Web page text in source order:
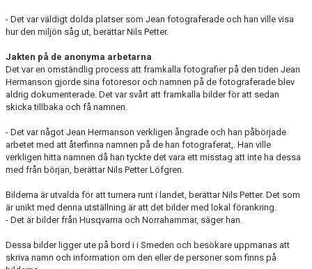
- Det var väldigt dolda platser som Jean fotograferade och han ville visa
hur den miljön såg ut, berättar Nils Petter.
Jakten på de anonyma arbetarna
Det var en omständlig process att framkalla fotografier på den tiden Jean
Hermanson gjorde sina fotoresor och namnen på de fotograferade blev
aldrig dokumenterade. Det var svårt att framkalla bilder för att sedan
skicka tillbaka och få namnen.
- Det var något Jean Hermanson verkligen ångrade och han påbörjade
arbetet med att återfinna namnen på de han fotograferat,. Han ville
verkligen hitta namnen då han tyckte det vara ett misstag att inte ha dessa
med från början, berättar Nils Petter Löfgren.
Bilderna är utvalda för att turnera runt i landet, berättar Nils Petter. Det som
är unikt med denna utställning är att det bilder med lokal förankring.
- Det är bilder från Husqvarna och Norrahammar, säger han.
Dessa bilder ligger ute på bord i i Smeden och besökare uppmanas att
skriva namn och information om den eller de personer som finns på